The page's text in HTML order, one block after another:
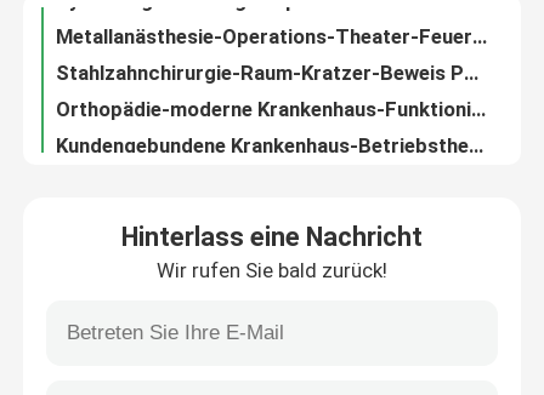
Treten Sie mit uns in Verbindung
Nachrichten
Hinterlass eine Nachricht
Wir rufen Sie bald zurück!